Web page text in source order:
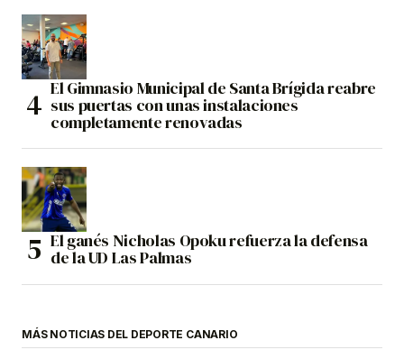
El Gimnasio Municipal de Santa Brígida reabre
sus puertas con unas instalaciones
completamente renovadas
El ganés Nicholas Opoku refuerza la defensa
de la UD Las Palmas
MÁS NOTICIAS DEL DEPORTE CANARIO